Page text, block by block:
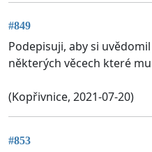
#849
Podepisuji, aby si
některých věcech které
(Kopřivnice, 2021-07-20)
#853